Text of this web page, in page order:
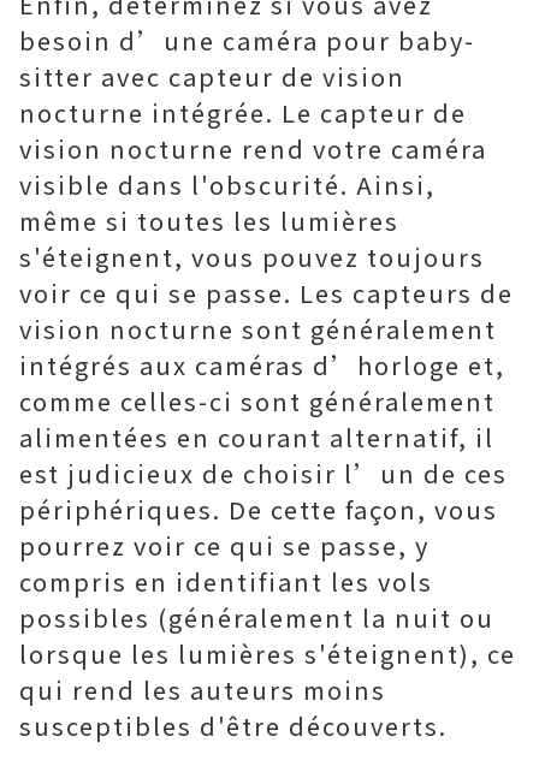
besoin d’une caméra pour baby-
sitter avec capteur de vision
nocturne intégrée. Le capteur de
vision nocturne rend votre caméra
visible dans l'obscurité. Ainsi,
même si toutes les lumières
s'éteignent, vous pouvez toujours
voir ce qui se passe. Les capteurs de
vision nocturne sont généralement
intégrés aux caméras d’horloge et,
comme celles-ci sont généralement
alimentées en courant alternatif, il
est judicieux de choisir l’un de ces
périphériques. De cette façon, vous
pourrez voir ce qui se passe, y
compris en identifiant les vols
possibles (généralement la nuit ou
lorsque les lumières s'éteignent), ce
qui rend les auteurs moins
susceptibles d'être découverts.